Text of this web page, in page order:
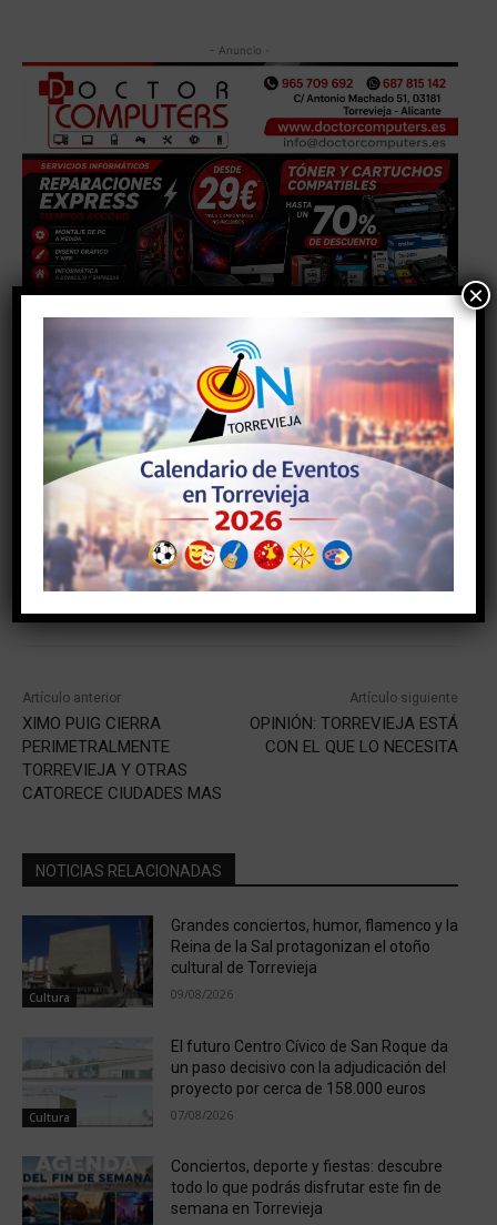
- Anuncio -
@torreiejaon #torrevieja #torreviejaon
Artículo anterior
XIMO PUIG CIERRA
PERIMETRALMENTE
TORREVIEJA Y OTRAS
CATORECE CIUDADES MAS
Artículo siguiente
OPINIÓN: TORREVIEJA ESTÁ
CON EL QUE LO NECESITA
NOTICIAS RELACIONADAS
Cultura
Grandes conciertos, humor, flamenco y la
Reina de la Sal protagonizan el otoño
cultural de Torrevieja
09/08/2026
Cultura
El futuro Centro Cívico de San Roque da
un paso decisivo con la adjudicación del
proyecto por cerca de 158.000 euros
07/08/2026
Conciertos, deporte y fiestas: descubre
todo lo que podrás disfrutar este fin de
semana en Torrevieja
×